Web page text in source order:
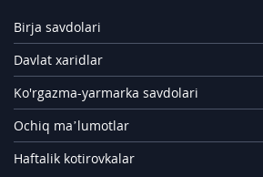
Birja savdolari
Davlat xaridlar
Ko'rgazma-yarmarka savdolari
Ochiq ma’lumotlar
Haftalik kotirovkalar